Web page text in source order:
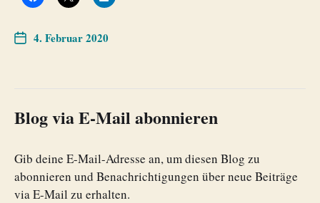
4. Februar 2020
Blog via E-Mail abonnieren
Gib deine E-Mail-Adresse an, um diesen Blog zu
abonnieren und Benachrichtigungen über neue Beiträge
via E-Mail zu erhalten.